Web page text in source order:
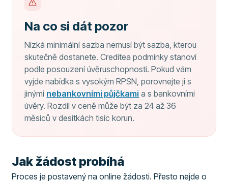
Na co si dát pozor
Nízká minimální sazba nemusí být sazba, kterou
skutečně dostanete. Creditea podmínky stanoví
podle posouzení úvěruschopnosti. Pokud vám
vyjde nabídka s vysokým RPSN, porovnejte ji s
jinými nebankovními půjčkami a s bankovními
úvěry. Rozdíl v ceně může být za 24 až 36
měsíců v desítkách tisíc korun.
Jak žádost probíhá
Proces je postavený na online žádosti. Přesto nejde o